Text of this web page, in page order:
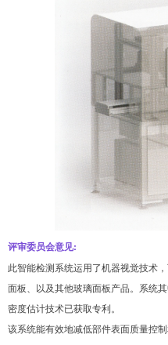
评审委员会意见:
此智能检测系统运用了机器视觉技术
面板、以及其他玻璃面板产品。系统
密度估计技术已获取专利。
该系统能有效地减低部件表面质量控